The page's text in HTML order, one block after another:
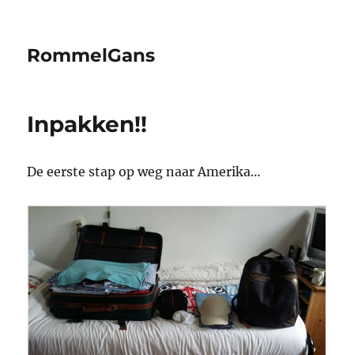
RommelGans
Inpakken!!
De eerste stap op weg naar Amerika…